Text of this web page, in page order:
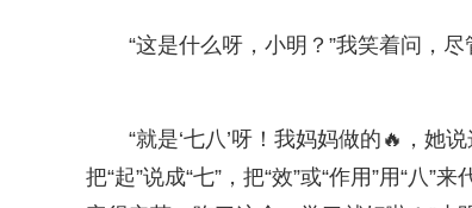
“这是什么呀，小明？”我笑着问，尽
“就是‘七八’呀！我妈妈做的🔥，她
把“起”说成“七”，把“效”或“作用”用“八